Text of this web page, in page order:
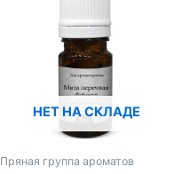
НЕТ НА СКЛАДЕ
Пряная группа ароматов